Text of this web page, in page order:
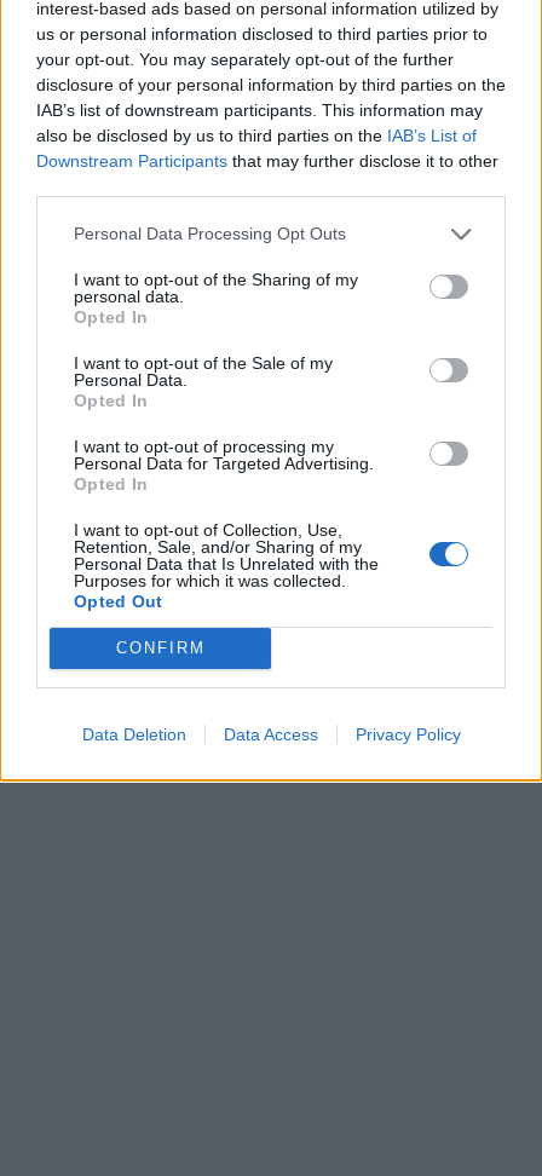
interest-based ads based on personal information utilized by
us or personal information disclosed to third parties prior to
your opt-out. You may separately opt-out of the further
disclosure of your personal information by third parties on the
IAB’s list of downstream participants. This information may
also be disclosed by us to third parties on the IAB’s List of
Downstream Participants that may further disclose it to other
Personal Data Processing Opt Outs
I want to opt-out of the Sharing of my
personal data.
Opted In
I want to opt-out of the Sale of my
Personal Data.
Opted In
I want to opt-out of processing my
Personal Data for Targeted Advertising.
Opted In
I want to opt-out of Collection, Use,
Retention, Sale, and/or Sharing of my
Personal Data that Is Unrelated with the
Purposes for which it was collected.
Opted Out
CONFIRM
Data Deletion Data Access Privacy Policy
In evidenza